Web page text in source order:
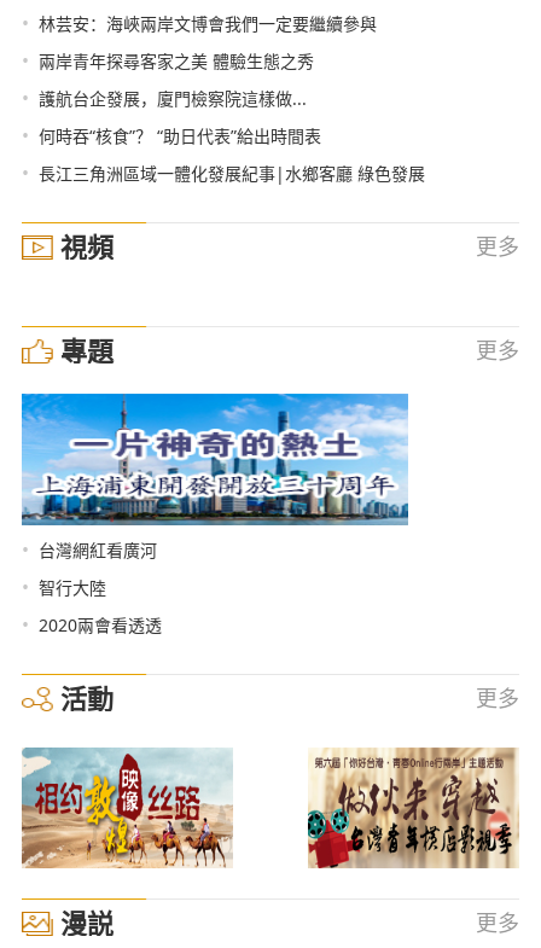
• 林芸安：海峽兩岸文博會我們一定要繼續參與
• 兩岸青年探尋客家之美 體驗生態之秀
• 護航台企發展，廈門檢察院這樣做...
• 何時吞“核食”？ “助日代表”給出時間表
• 長江三角洲區域一體化發展紀事|水鄉客廳 綠色發展
視頻 更多
專題 更多
• 台灣網紅看廣河
• 智行大陸
• 2020兩會看透透
活動 更多
漫説 更多